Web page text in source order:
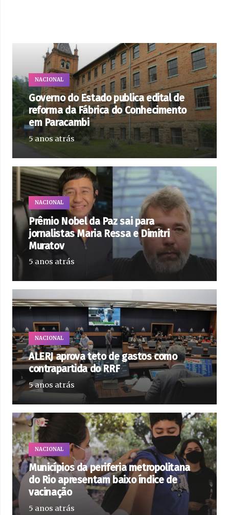
NACIONAL
Governo do Estado publica edital de
reforma da Fábrica do Conhecimento
em Paracambi
5 anos atrás
NACIONAL
Prêmio Nobel da Paz sai para
jornalistas Maria Ressa e Dimitri
Muratov
5 anos atrás
NACIONAL
ALERJ aprova teto de gastos como
contrapartida do RRF
5 anos atrás
NACIONAL
Municípios da periferia metropolitana
do Rio apresentam baixo índice de
vacinação
5 anos atrás